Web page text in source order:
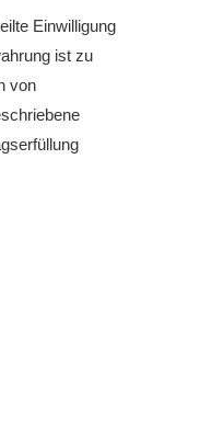
Einwilligung
ist zu
von